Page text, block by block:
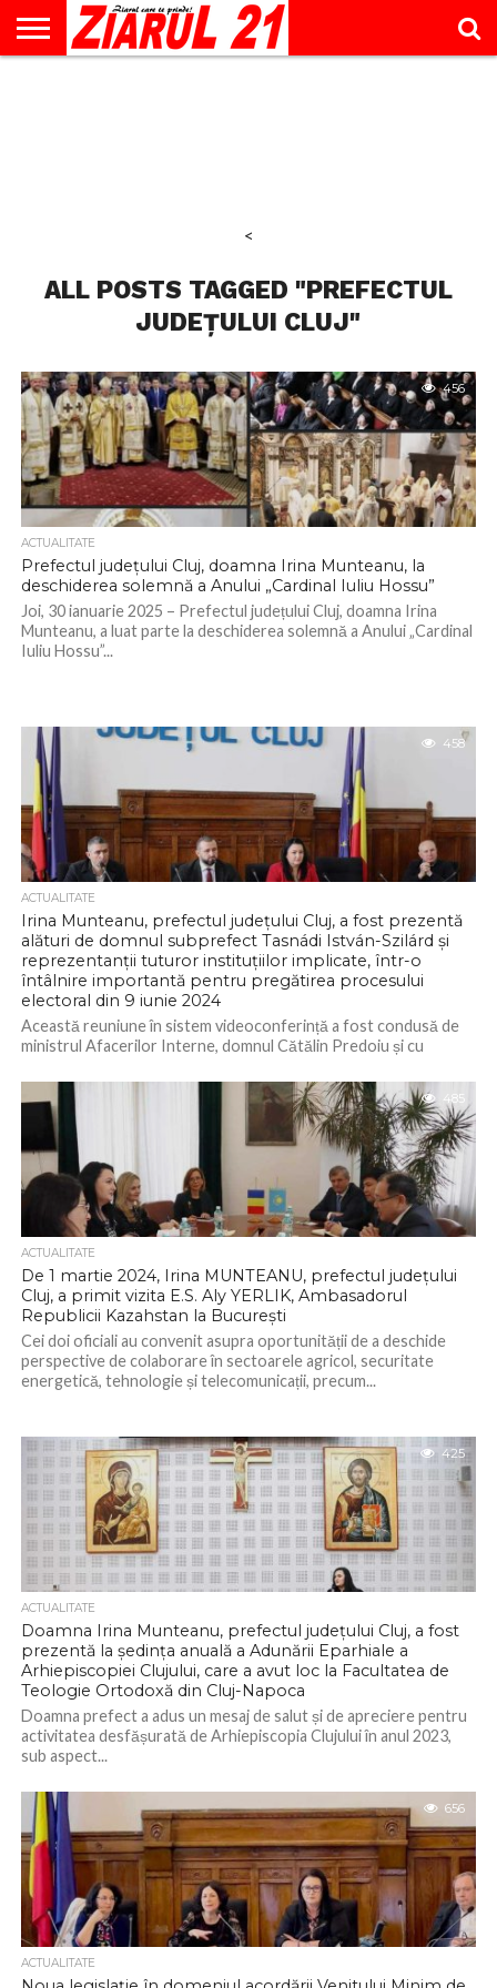
<
ALL POSTS TAGGED "PREFECTUL
JUDEȚULUI CLUJ"
456
ACTUALITATE
Prefectul județului Cluj, doamna Irina Munteanu, la
deschiderea solemnă a Anului „Cardinal Iuliu Hossu”
Joi, 30 ianuarie 2025 – Prefectul județului Cluj, doamna Irina
Munteanu, a luat parte la deschiderea solemnă a Anului „Cardinal
Iuliu Hossu”...
458
ACTUALITATE
Irina Munteanu, prefectul județului Cluj, a fost prezentă
alături de domnul subprefect Tasnádi István-Szilárd și
reprezentanții tuturor instituțiilor implicate, într-o
întâlnire importantă pentru pregătirea procesului
electoral din 9 iunie 2024
Această reuniune în sistem videoconferință a fost condusă de
ministrul Afacerilor Interne, domnul Cătălin Predoiu și cu
485
ACTUALITATE
De 1 martie 2024, Irina MUNTEANU, prefectul județului
Cluj, a primit vizita E.S. Aly YERLIK, Ambasadorul
Republicii Kazahstan la București
Cei doi oficiali au convenit asupra oportunității de a deschide
perspective de colaborare în sectoarele agricol, securitate
energetică, tehnologie și telecomunicații, precum...
425
ACTUALITATE
Doamna Irina Munteanu, prefectul județului Cluj, a fost
prezentă la ședința anuală a Adunării Eparhiale a
Arhiepiscopiei Clujului, care a avut loc la Facultatea de
Teologie Ortodoxă din Cluj-Napoca
Doamna prefect a adus un mesaj de salut și de apreciere pentru
activitatea desfășurată de Arhiepiscopia Clujului în anul 2023,
sub aspect...
656
ACTUALITATE